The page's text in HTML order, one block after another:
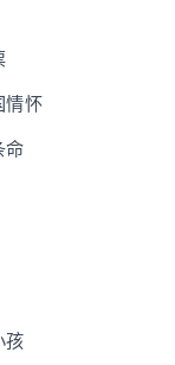
情怀
命
孩